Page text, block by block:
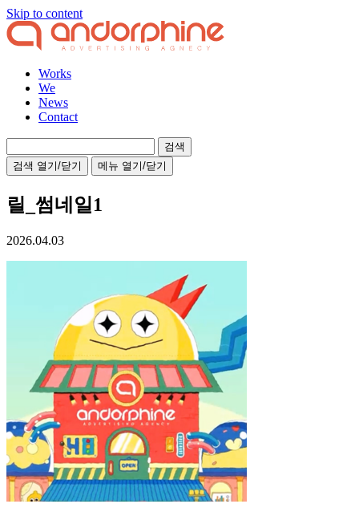
Skip to content
Works
We
News
Contact
색:검색 열기/닫기 메뉴 열기/닫기
릴_썸네일1
2026.04.03